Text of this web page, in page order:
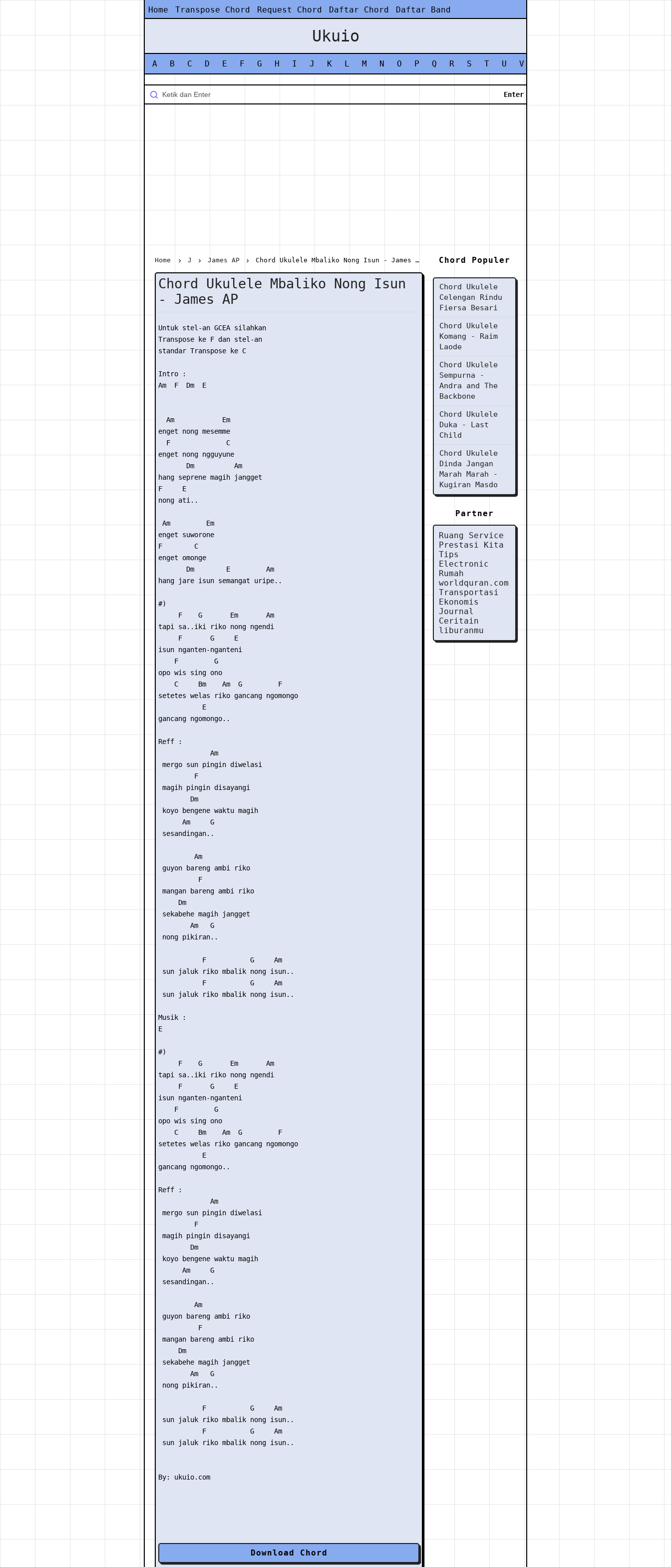
Home Transpose Chord Request Chord Daftar Chord Daftar Band
Ukuio
A B C D E F G H I J K L M N O P Q R S T U V
Home J James AP Chord Ukulele Mbaliko Nong Isun - James AP
Chord Ukulele Mbaliko Nong Isun
- James AP
Untuk stel-an GCEA silahkan
Transpose ke F dan stel-an
standar Transpose ke C
Intro :
Am  F  Dm  E
  Am            Em
enget nong mesemme
  F              C
enget nong ngguyune
       Dm          Am
hang seprene magih jangget
F     E
nong ati..
Am         Em
enget suworone
F        C
enget omonge
       Dm        E         Am
hang jare isun semangat uripe..
#)
     F    G       Em       Am
tapi sa..iki riko nong ngendi
     F       G     E
isun nganten-nganteni
    F         G
opo wis sing ono
    C     Bm    Am  G         F
setetes welas riko gancang ngomongo
           E
gancang ngomongo..
Reff :
             Am
mergo sun pingin diwelasi
         F
magih pingin disayangi
        Dm
koyo bengene waktu magih
      Am     G
sesandingan..
         Am
guyon bareng ambi riko
          F
mangan bareng ambi riko
     Dm
sekabehe magih jangget
        Am   G
nong pikiran..
           F           G     Am
sun jaluk riko mbalik nong isun..
           F           G     Am
sun jaluk riko mbalik nong isun..
Musik :
E
#)
     F    G       Em       Am
tapi sa..iki riko nong ngendi
     F       G     E
isun nganten-nganteni
    F         G
opo wis sing ono
    C     Bm    Am  G         F
setetes welas riko gancang ngomongo
           E
gancang ngomongo..
Reff :
             Am
mergo sun pingin diwelasi
         F
magih pingin disayangi
        Dm
koyo bengene waktu magih
      Am     G
sesandingan..
         Am
guyon bareng ambi riko
          F
mangan bareng ambi riko
     Dm
sekabehe magih jangget
        Am   G
nong pikiran..
           F           G     Am
sun jaluk riko mbalik nong isun..
           F           G     Am
sun jaluk riko mbalik nong isun..
Download Chord
Chord Populer
Chord Ukulele
Celengan Rindu
Fiersa Besari
Chord Ukulele
Komang - Raim
Laode
Chord Ukulele
Sempurna -
Andra and The
Backbone
Chord Ukulele
Duka - Last
Child
Chord Ukulele
Dinda Jangan
Marah Marah -
Kugiran Masdo
Partner
Ruang Service
Prestasi Kita
Tips
Electronic
Rumah
worldquran.com
Transportasi
Ekonomis
Journal
Ceritain
liburanmu